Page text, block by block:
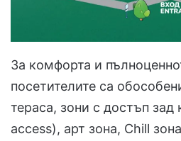
За комфорта и
посетителите са
тераса, зони с достъп зад
access), арт зона, Chill